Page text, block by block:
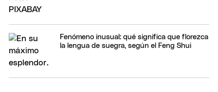
Fenómeno inusual: qué significa que florezca
la lengua de suegra, según el Feng Shui